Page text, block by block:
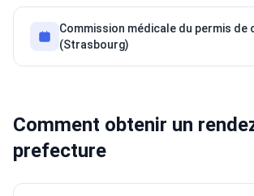
Commission médicale du permis de
(Strasbourg)
Comment obtenir un
prefecture